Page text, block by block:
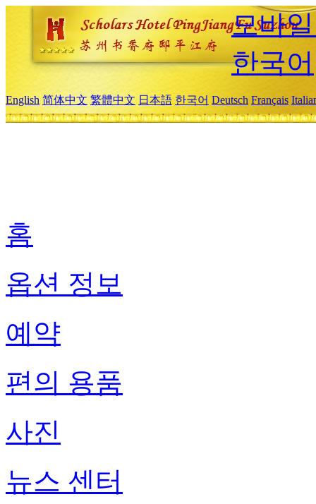
모바
한국어
English 简体中文 繁體中文 日本語 한국어 Deutsch Français
홈
옵션 정보
예약
편의 용품
사진
뉴스 센터